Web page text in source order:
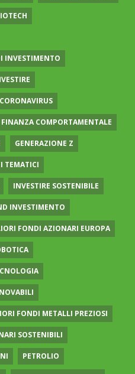
INVESTIMENTO
CORONAVIRUS
FINANZA COMPORTAMENTALE
GENERAZIONE Z
TEMATICI
INVESTIRE SOSTENIBILE
INVESTIMENTO
FONDI AZIONARI EUROPA
FONDI METALLI PREZIOSI
SOSTENIBILI
PETROLIO